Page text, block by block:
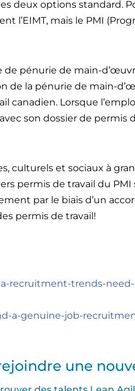
deux options standard.
l’EIMT, mais le PMI
pénurie de main-
de la pénurie de main-
canadien. Lorsque
son dossier de permis
culturels et sociaux à
permis de travail du
par le biais d’un
permis de travail!
recruitment-trends-
a-genuine-job-
une